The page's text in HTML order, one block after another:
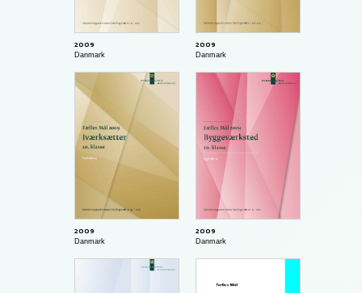
2009
Danmark
2009
Danmark
2009
Danmark
2009
Danmark